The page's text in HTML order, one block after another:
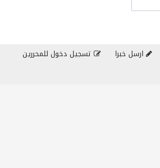
ارسل خبرا
تسجيل دخول للمحررين